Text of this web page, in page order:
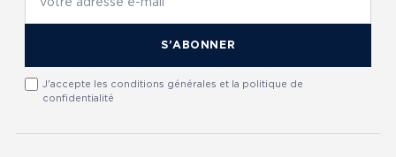
S’ABONNER
J'accepte les conditions générales et la politique de
confidentialité